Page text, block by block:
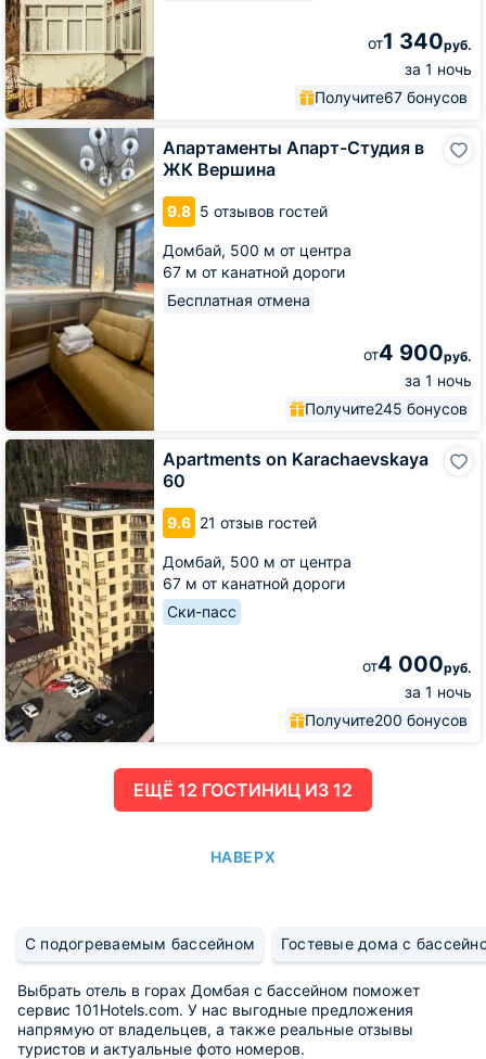
от1 340руб.
за 1 ночь
Получите67 бонусов
Апартаменты Апарт-Студия в
ЖК Вершина
9.8 5 отзывов гостей
Домбай, 500 м от центра
67 м от канатной дороги
Бесплатная отмена
от4 900руб.
за 1 ночь
Получите245 бонусов
Апартаменты
Апарт-
Студия
в
ЖК
Вершина
Apartments on Karachaevskaya
60
9.6 21 отзыв гостей
Домбай, 500 м от центра
67 м от канатной дороги
Ски-пасс
от4 000руб.
за 1 ночь
Получите200 бонусов
Apartments
on
Karachaevskaya
60
ЕЩË 12 ГОСТИНИЦ ИЗ 12
НАВЕРХ
С подогреваемым бассейном Гостевые дома с
Выбрать отель в горах Домбая с бассейном поможет
сервис 101Hotels.com. У нас выгодные предложения
напрямую от владельцев, а также реальные отзывы
туристов и актуальные фото номеров.